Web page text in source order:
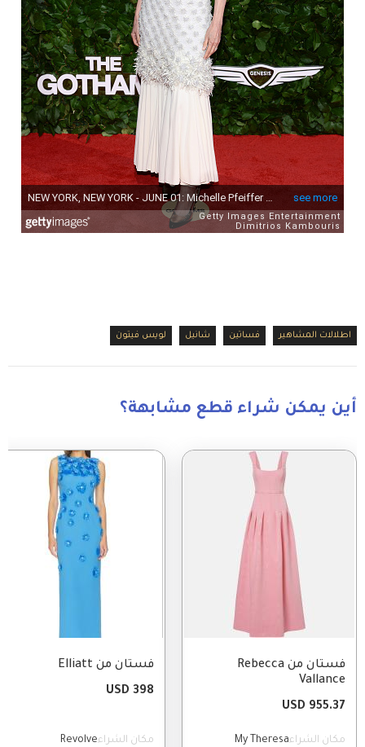
اطلالات المشاهير فساتين شانيل لويس فيتون
أين يمكن شراء قطع مشابهة؟
Image
فستان من Rebecca
Vallance
955.37 USD
مكان الشراءMy Theresa
Image
فستان من Elliatt
398 USD
مكان الشراءRevolve